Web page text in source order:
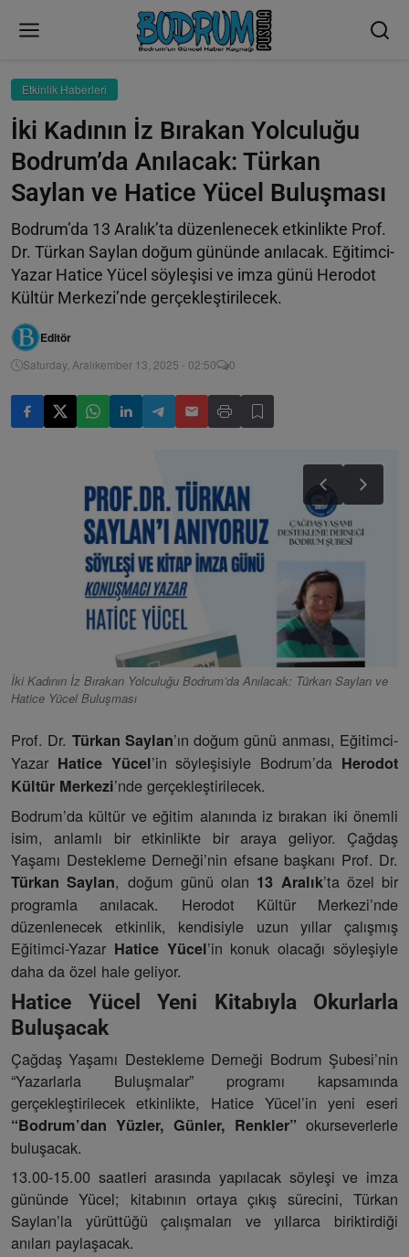
Etkinlik Haberleri
İki Kadının İz Bırakan Yolculuğu
Bodrum’da Anılacak: Türkan
Saylan ve Hatice Yücel Buluşması
Bodrum’da 13 Aralık’ta düzenlenecek etkinlikte Prof.
Dr. Türkan Saylan doğum gününde anılacak. Eğitimci-
Yazar Hatice Yücel söyleşisi ve imza günü Herodot
Kültür Merkezi’nde gerçekleştirilecek.
Editör
Saturday, Aralıkember 13, 2025 - 02:50 0
İki Kadının İz Bırakan Yolculuğu Bodrum’da Anılacak: Türkan Saylan ve
Hatice Yücel Buluşması
Prof. Dr. Türkan Saylan’ın doğum günü anması, Eğitimci-
Yazar Hatice Yücel’in söyleşisiyle Bodrum’da Herodot
Kültür Merkezi’nde gerçekleştirilecek.
Bodrum’da kültür ve eğitim alanında iz bırakan iki önemli
isim, anlamlı bir etkinlikte bir araya geliyor. Çağdaş
Yaşamı Destekleme Derneği’nin efsane başkanı Prof. Dr.
Türkan Saylan, doğum günü olan 13 Aralık’ta özel bir
programla anılacak. Herodot Kültür Merkezi’nde
düzenlenecek etkinlik, kendisiyle uzun yıllar çalışmış
Eğitimci-Yazar Hatice Yücel’in konuk olacağı söyleşiyle
daha da özel hale geliyor.
Hatice Yücel Yeni Kitabıyla Okurlarla
Buluşacak
Çağdaş Yaşamı Destekleme Derneği Bodrum Şubesi’nin
“Yazarlarla Buluşmalar” programı kapsamında
gerçekleştirilecek etkinlikte, Hatice Yücel’in yeni eseri
“Bodrum’dan Yüzler, Günler, Renkler” okurseverlerle
buluşacak.
13.00-15.00 saatleri arasında yapılacak söyleşi ve imza
gününde Yücel; kitabının ortaya çıkış sürecini, Türkan
Saylan’la yürüttüğü çalışmaları ve yıllarca biriktirdiği
anıları paylaşacak.